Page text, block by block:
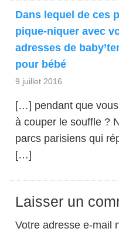
Dans lequel de ces
pique-niquer avec
adresses de
pour bébé
9 juillet 2016
[…] pendant que vous
à couper le souffle ?
parcs parisiens qui
[…]
Laisser un
Votre adresse e-mail